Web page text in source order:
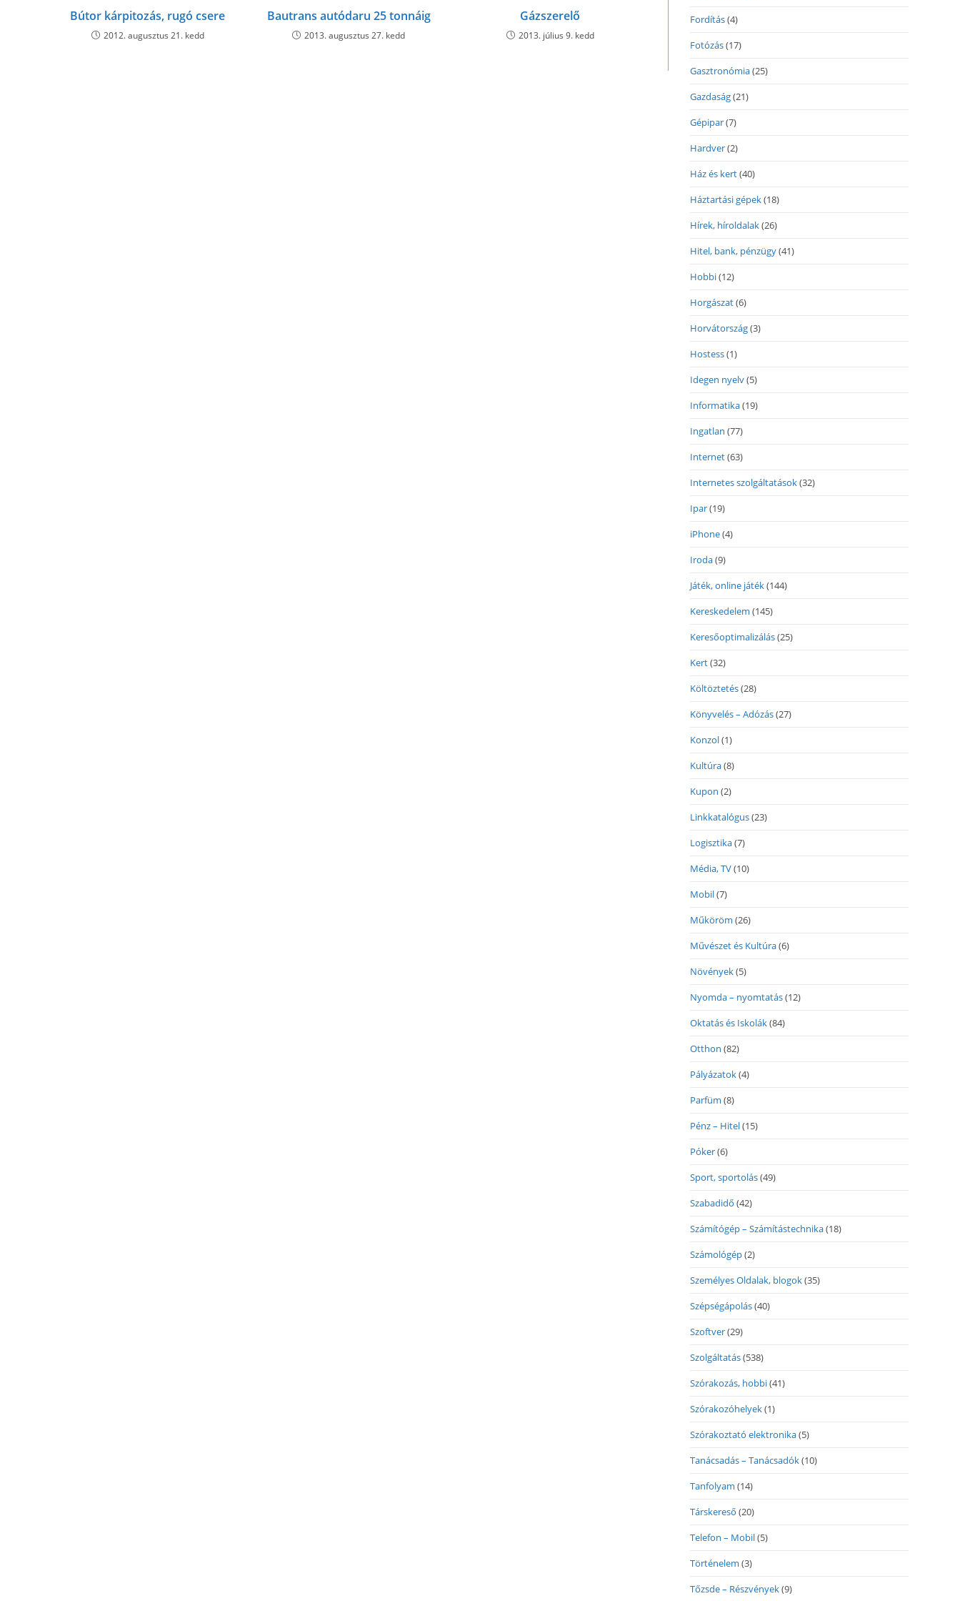
Bútor kárpitozás, rugó csere
2012. augusztus 21. kedd
Bautrans autódaru 25 tonnáig
2013. augusztus 27. kedd
Gázszerelő
2013. július 9. kedd
Fordítás(4)
Fotózás(17)
Gasztronómia(25)
Gazdaság(21)
Gépipar(7)
Hardver(2)
Ház és kert(40)
Háztartási gépek(18)
Hírek, híroldalak(26)
Hitel, bank, pénzügy(41)
Hobbi(12)
Horgászat(6)
Horvátország(3)
Hostess(1)
Idegen nyelv(5)
Informatika(19)
Ingatlan (77)
Internet(63)
Internetes szolgáltatások(32)
Ipar(19)
iPhone(4)
Iroda(9)
Játék, online játék(144)
Kereskedelem (145)
Keresőoptimalizálás(25)
Kert(32)
Költöztetés(28)
Könyvelés – Adózás(27)
Konzol(1)
Kultúra(8)
Kupon (2)
Linkkatalógus(23)
Logisztika(7)
Média, TV(10)
Mobil(7)
Műköröm (26)
Művészet és Kultúra(6)
Növények(5)
Nyomda – nyomtatás(12)
Oktatás és Iskolák(84)
Otthon (82)
Pályázatok(4)
Parfüm (8)
Pénz – Hitel(15)
Póker(6)
Sport, sportolás(49)
Szabadidő (42)
Számítógép – Számítástechnika(18)
Számológép(2)
Személyes Oldalak, blogok(35)
Szépségápolás(40)
Szoftver(29)
Szolgáltatás(538)
Szórakozás, hobbi(41)
Szórakozóhelyek(1)
Szórakoztató elektronika(5)
Tanácsadás – Tanácsadók(10)
Tanfolyam (14)
Társkereső (20)
Telefon – Mobil(5)
Történelem (3)
Tőzsde – Részvények(9)